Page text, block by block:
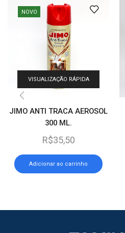
NOVO
VISUALIZAÇÃO RÁPIDA
JIMO ANTI TRACA AEROSOL
300 ML.
R$35,50
Adicionar ao carrinho